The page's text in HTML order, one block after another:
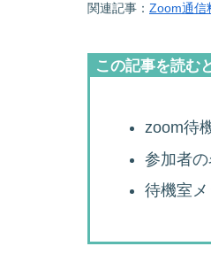
関連記事： Zoom通信
この記事を読む
zoom待
参加者
待機室